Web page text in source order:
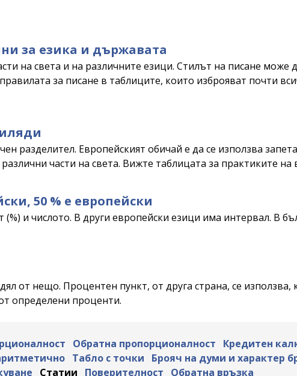
за езика и държавата
на света и на различните езици. Стилът на писане може
правилата за писане в таблиците, които изброяват почти
разделител. Европейският обичай е да се използва
части на света. Вижте таблицата за практиките на
50 % е европейски
и числото. В други европейски езици има интервал. В
от нещо. Процентен пункт, от друга страна, се използва,
определени проценти.
Обратна пропорционалност Кредитен
Табло с точки Брояч на думи и характер
Статии Поверителност Обратна връзка